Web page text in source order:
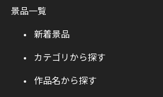
景品一覧
新着景品
カテゴリから探す
作品名から探す